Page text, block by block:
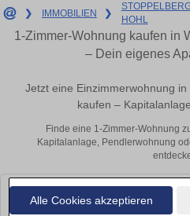
Alle Cookies akzeptieren
❯ IMMOBILIEN ❯
HOHL
1-Zimmer-Wohnung kaufen in
– Dein eigenes
Jetzt eine Einzimmerwohnung
kaufen –
Finde eine 1-Zimmer-Wohnung
Kapitalanlage, Pendlerwohnung
Leider konnten wir derzeit keine
bald wieder vorbei!